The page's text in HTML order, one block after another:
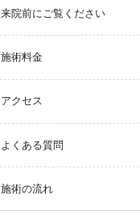
来院前にご覧ください
施術料金
アクセス
よくある質問
施術の流れ